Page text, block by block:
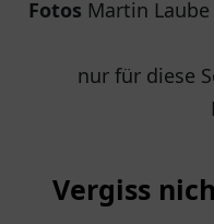
Fotos Martin
nur für diese
Vergiss